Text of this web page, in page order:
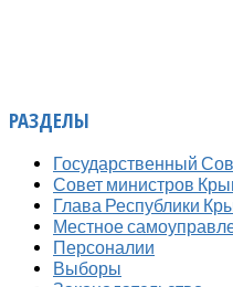
РАЗДЕЛЫ
Государственный
Совет министров
Глава Республики
Местное
Персоналии
Выборы